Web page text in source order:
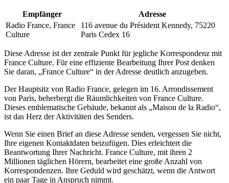
Empfänger
Adresse
Radio France, France
Culture
116 avenue du Président Kennedy, 75220
Paris Cedex 16
Diese Adresse ist der zentrale Punkt für jegliche Korrespondenz mit
France Culture. Für eine effiziente Bearbeitung Ihrer Post denken
Sie daran, „France Culture“ in der Adresse deutlich anzugeben.
Der Hauptsitz von Radio France, gelegen im 16. Arrondissement
von Paris, beherbergt die Räumlichkeiten von France Culture.
Dieses emblematische Gebäude, bekannt als „Maison de la Radio“,
ist das Herz der Aktivitäten des Senders.
Wenn Sie einen Brief an diese Adresse senden, vergessen Sie nicht,
Ihre eigenen Kontaktdaten beizufügen. Dies erleichtert die
Beantwortung Ihrer Nachricht. France Culture, mit ihren 2
Millionen täglichen Hörern, bearbeitet eine große Anzahl von
Korrespondenzen. Ihre Geduld wird geschätzt, wenn die Antwort
ein paar Tage in Anspruch nimmt.